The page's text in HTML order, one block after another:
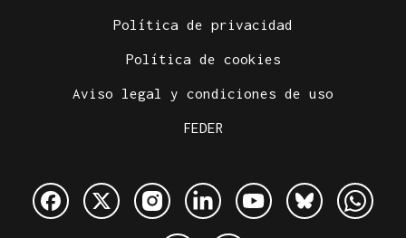
Política de privacidad
Política de cookies
Aviso legal y condiciones de uso
FEDER